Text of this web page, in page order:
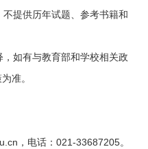
提供历年试题、参考书籍和
如有与教育部和学校相关政
准。
，电话： 021-33687205。